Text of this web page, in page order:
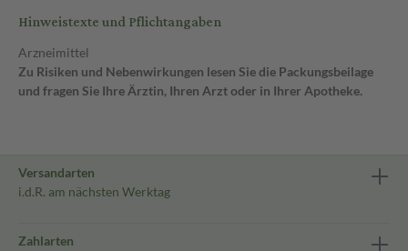
Hinweistexte und Pflichtangaben
Arzneimittel
Zu Risiken und Nebenwirkungen lesen Sie die Packungsbeilage
und fragen Sie Ihre Ärztin, Ihren Arzt oder in Ihrer Apotheke.
Versandarten
i.d.R. am nächsten Werktag
Zahlarten